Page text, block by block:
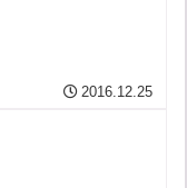
2016.12.25